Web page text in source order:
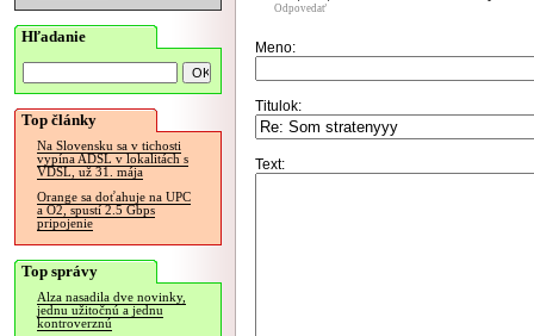
Hľadanie
Top články
Na Slovensku sa v tichosti
vypína ADSL v lokalitách s
VDSL, už 31. mája
Orange sa doťahuje na UPC
a O2, spustí 2.5 Gbps
pripojenie
Top správy
Alza nasadila dve novinky,
jednu užitočnú a jednu
kontroverznú
Odpovedať
Meno:
Titulok:
Text: